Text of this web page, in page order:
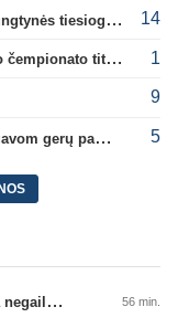
Konferencijų lyga: „Žalgiris“ – „Hajduk“ (rungtynės tiesiogiai) 14
B. Mendy: „Darau ką noriu su savo pasaulio čempionato titulu“ 1
9
A. Tapinas: „Iš europinio lygio komandos gavom gerų pamokų“ 5
Argentinos federacijos prezidentas C. Tapia negailėjo pagyrų G. Infantino 56 min.